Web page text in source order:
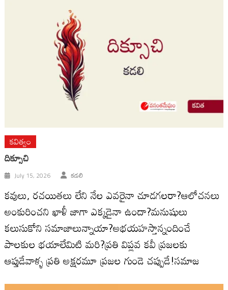
కవిత్వం
దిక్సూచి
July 15, 2026 కడలి
కవులు, రచయితలు లేని నేల ఎవరైనా చూడగలరా?ఆలోచనలు
అంకురించని ఖాళీ జాగా ఎక్కడైనా ఉందా?మనుషులు
కలుసుకోని సమాజాలున్నాయా?అభయహస్తాన్నందించే
పాలకుల భయాలేమిటి మరి?ప్రతి విప్లవ కవీ ప్రజలకు
ఆప్తుడేవాళ్ళ ప్రతి అక్షరమూ ప్రజల గుండె చప్పుడే!సమాజ